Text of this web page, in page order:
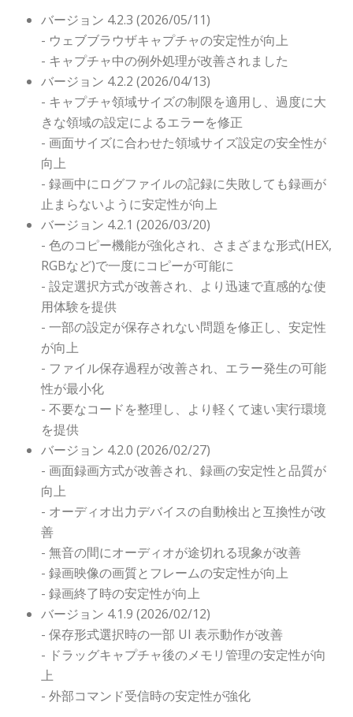
バージョン 4.2.3 (2026/05/11)
- ウェブブラウザキャプチャの安定性が向上
- キャプチャ中の例外処理が改善されました
バージョン 4.2.2 (2026/04/13)
- キャプチャ領域サイズの制限を適用し、過度に大
きな領域の設定によるエラーを修正
- 画面サイズに合わせた領域サイズ設定の安全性が
向上
- 録画中にログファイルの記録に失敗しても録画が
止まらないように安定性が向上
バージョン 4.2.1 (2026/03/20)
- 色のコピー機能が強化され、さまざまな形式(HEX,
RGBなど)で一度にコピーが可能に
- 設定選択方式が改善され、より迅速で直感的な使
用体験を提供
- 一部の設定が保存されない問題を修正し、安定性
が向上
- ファイル保存過程が改善され、エラー発生の可能
性が最小化
- 不要なコードを整理し、より軽くて速い実行環境
を提供
バージョン 4.2.0 (2026/02/27)
- 画面録画方式が改善され、録画の安定性と品質が
向上
- オーディオ出力デバイスの自動検出と互換性が改
善
- 無音の間にオーディオが途切れる現象が改善
- 録画映像の画質とフレームの安定性が向上
- 録画終了時の安定性が向上
バージョン 4.1.9 (2026/02/12)
- 保存形式選択時の一部 UI 表示動作が改善
- ドラッグキャプチャ後のメモリ管理の安定性が向
上
- 外部コマンド受信時の安定性が強化